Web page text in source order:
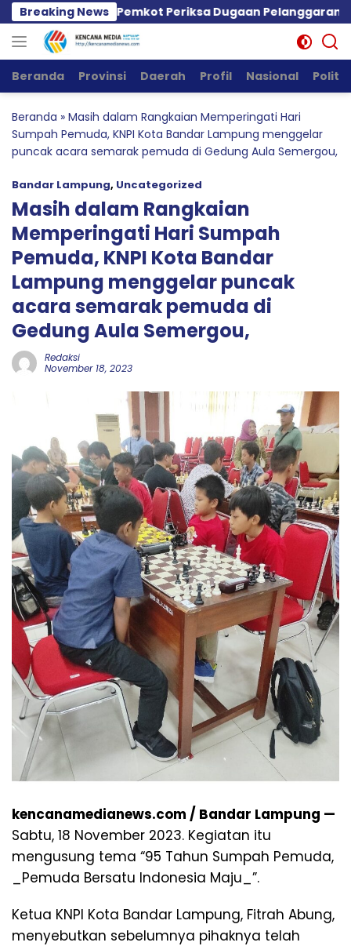
Langsung
ke
konten
Breaking News
Minta Pemkot Periksa Dugaan Pelanggaran GSJ dan
Beranda Provinsi Daerah Profil Nasional Politik
Beranda » Masih dalam Rangkaian Memperingati Hari
Sumpah Pemuda, KNPI Kota Bandar Lampung menggelar
puncak acara semarak pemuda di Gedung Aula Semergou,
Bandar Lampung, Uncategorized
Masih dalam Rangkaian
Memperingati Hari Sumpah
Pemuda, KNPI Kota Bandar
Lampung menggelar puncak
acara semarak pemuda di
Gedung Aula Semergou,
Redaksi
November 18, 2023
kencanamedianews.com / Bandar Lampung —
Sabtu, 18 November 2023. Kegiatan itu
mengusung tema “95 Tahun Sumpah Pemuda,
_Pemuda Bersatu Indonesia Maju_”.
Ketua KNPI Kota Bandar Lampung, Fitrah Abung,
menyebutkan sebelumnya pihaknya telah